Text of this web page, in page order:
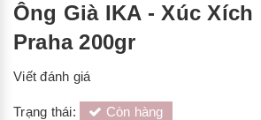
Ông Già IKA - Xúc Xích
Praha 200gr
Viết đánh giá
Trạng thái: Còn hàng